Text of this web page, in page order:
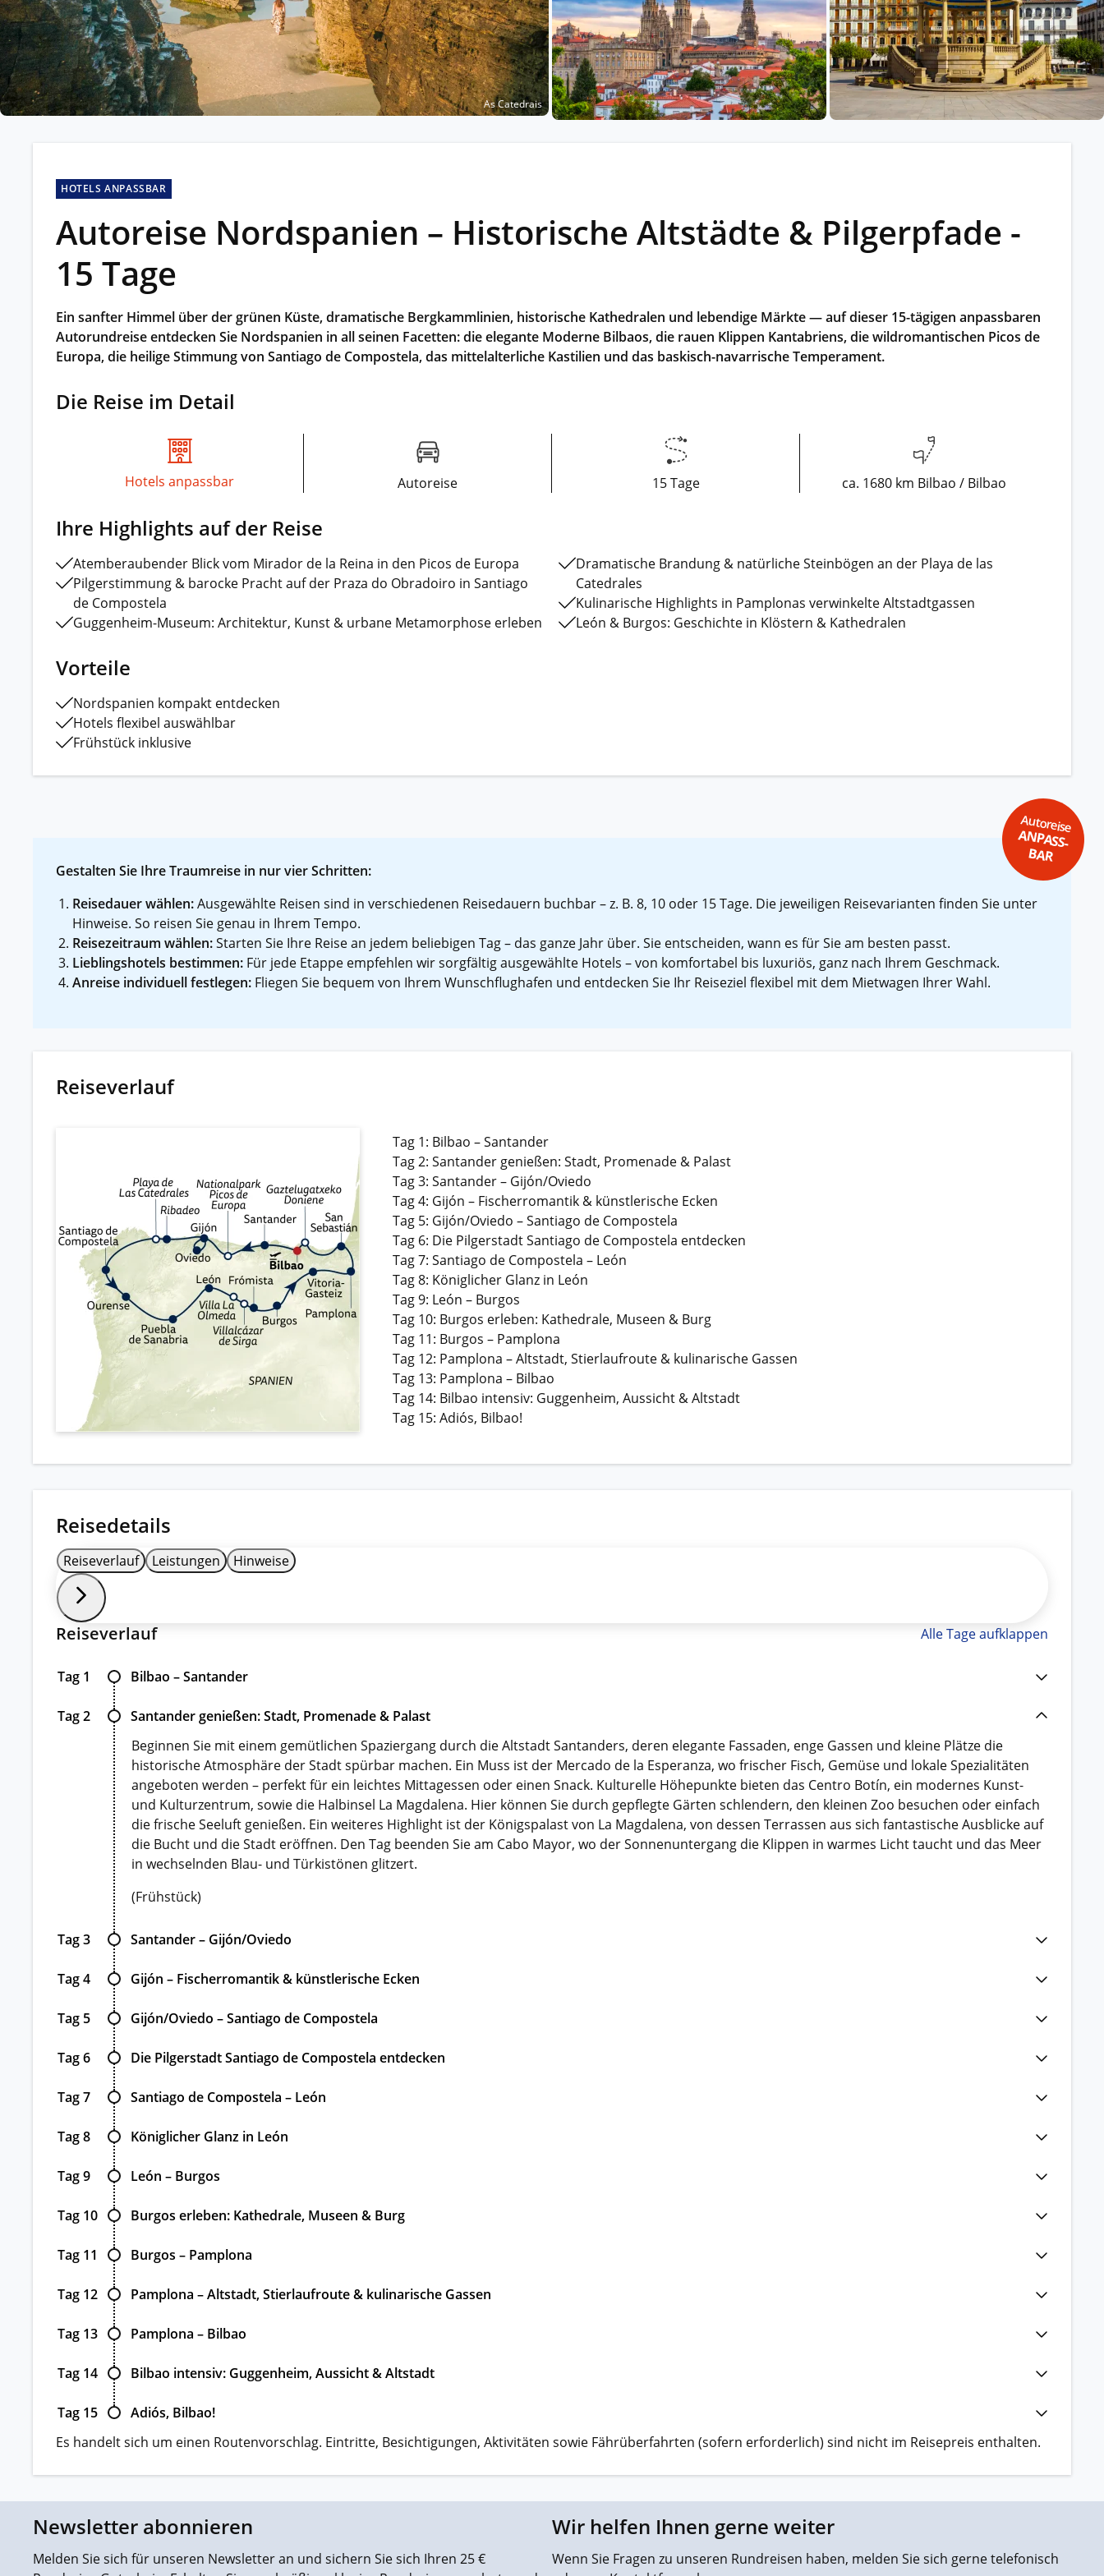
Kleingruppenreisen
Reisen in kleinen Gruppen mit max. 18
Teilnehmern – persönlich, intensiv und
entspannt.
Alle Gruppenreisen
Eine Stadt als Ausgangspunkt für spannende
Erkundungen und Ausflüge in die Umgebung.
Alle Autoreisen & mehr
Landausflüge
Sehenswürdigkeiten an Land entdecken.
Alle Schiffsreisen
As Catedrais
HOTELS ANPASSBAR
Autoreise Nordspanien – Historische Altstädte & Pilgerpfade -
15 Tage
Ein sanfter Himmel über der grünen Küste, dramatische Bergkammlinien, historische Kathedralen und lebendige Märkte — auf dieser 15-tägigen anpassbaren
Autorundreise entdecken Sie Nordspanien in all seinen Facetten: die elegante Moderne Bilbaos, die rauen Klippen Kantabriens, die wildromantischen Picos de
Europa, die heilige Stimmung von Santiago de Compostela, das mittelalterliche Kastilien und das baskisch-navarrische Temperament.
Die Reise im Detail
Hotels anpassbar Autoreise 15 Tage ca. 1680 km Bilbao / Bilbao
Ihre Highlights auf der Reise
Atemberaubender Blick vom Mirador de la Reina in den Picos de Europa
Pilgerstimmung & barocke Pracht auf der Praza do Obradoiro in Santiago
de Compostela
Guggenheim-Museum: Architektur, Kunst & urbane Metamorphose erleben
Dramatische Brandung & natürliche Steinbögen an der Playa de las
Catedrales
Kulinarische Highlights in Pamplonas verwinkelte Altstadtgassen
León & Burgos: Geschichte in Klöstern & Kathedralen
Vorteile
Nordspanien kompakt entdecken
Hotels flexibel auswählbar
Frühstück inklusive
Autoreise
ANPASS-
BAR
Gestalten Sie Ihre Traumreise in nur vier Schritten:
Reisedauer wählen:Ausgewählte Reisen sind in verschiedenen Reisedauern buchbar – z. B. 8, 10 oder 15 Tage. Die jeweiligen Reisevarianten finden Sie unter
Hinweise. So reisen Sie genau in Ihrem Tempo.
Reisezeitraum wählen:Starten Sie Ihre Reise an jedem beliebigen Tag – das ganze Jahr über. Sie entscheiden, wann es für Sie am besten passt.
Lieblingshotels bestimmen: Für jede Etappe empfehlen wir sorgfältig ausgewählte Hotels – von komfortabel bis luxuriös, ganz nach Ihrem Geschmack.
Anreise individuell festlegen: Fliegen Sie bequem von Ihrem Wunschflughafen und entdecken Sie Ihr Reiseziel flexibel mit dem Mietwagen Ihrer Wahl.
Reiseverlauf
Tag 1: Bilbao – Santander
Tag 2: Santander genießen: Stadt, Promenade & Palast
Tag 3: Santander – Gijón/Oviedo
Tag 4: Gijón – Fischerromantik & künstlerische Ecken
Tag 5: Gijón/Oviedo – Santiago de Compostela
Tag 6: Die Pilgerstadt Santiago de Compostela entdecken
Tag 7: Santiago de Compostela – León
Tag 8: Königlicher Glanz in León
Tag 9: León – Burgos
Tag 10: Burgos erleben: Kathedrale, Museen & Burg
Tag 11: Burgos – Pamplona
Tag 12: Pamplona – Altstadt, Stierlaufroute & kulinarische Gassen
Tag 13: Pamplona – Bilbao
Tag 14: Bilbao intensiv: Guggenheim, Aussicht & Altstadt
Tag 15: Adiós, Bilbao!
Reisedetails
Reiseverlauf Leistungen Hinweise
Reiseverlauf Alle Tage aufklappen
Tag 1 Bilbao – Santander
Tag 2
Santander genießen: Stadt, Promenade & Palast
Beginnen Sie mit einem gemütlichen Spaziergang durch die Altstadt Santanders, deren elegante Fassaden, enge Gassen und kleine Plätze die
historische Atmosphäre der Stadt spürbar machen. Ein Muss ist der Mercado de la Esperanza, wo frischer Fisch, Gemüse und lokale Spezialitäten
angeboten werden – perfekt für ein leichtes Mittagessen oder einen Snack. Kulturelle Höhepunkte bieten das Centro Botín, ein modernes Kunst-
und Kulturzentrum, sowie die Halbinsel La Magdalena. Hier können Sie durch gepflegte Gärten schlendern, den kleinen Zoo besuchen oder einfach
die frische Seeluft genießen. Ein weiteres Highlight ist der Königspalast von La Magdalena, von dessen Terrassen aus sich fantastische Ausblicke auf
die Bucht und die Stadt eröffnen. Den Tag beenden Sie am Cabo Mayor, wo der Sonnenuntergang die Klippen in warmes Licht taucht und das Meer
in wechselnden Blau- und Türkistönen glitzert.
(Frühstück)
Tag 3 Santander – Gijón/Oviedo
Tag 4 Gijón – Fischerromantik & künstlerische Ecken
Tag 5 Gijón/Oviedo – Santiago de Compostela
Tag 6 Die Pilgerstadt Santiago de Compostela entdecken
Tag 7 Santiago de Compostela – León
Tag 8 Königlicher Glanz in León
Tag 9 León – Burgos
Tag 10 Burgos erleben: Kathedrale, Museen & Burg
Tag 11 Burgos – Pamplona
Tag 12 Pamplona – Altstadt, Stierlaufroute & kulinarische Gassen
Tag 13 Pamplona – Bilbao
Tag 14 Bilbao intensiv: Guggenheim, Aussicht & Altstadt
Tag 15
Adiós, Bilbao!
Es handelt sich um einen Routenvorschlag. Eintritte, Besichtigungen, Aktivitäten sowie Fährüberfahrten (sofern erforderlich) sind nicht im Reisepreis enthalten.
Newsletter abonnieren
Melden Sie sich für unseren Newsletter an und sichern Sie sich Ihren 25 €
Wir helfen Ihnen gerne weiter
Wenn Sie Fragen zu unseren Rundreisen haben, melden Sie sich gerne telefonisch